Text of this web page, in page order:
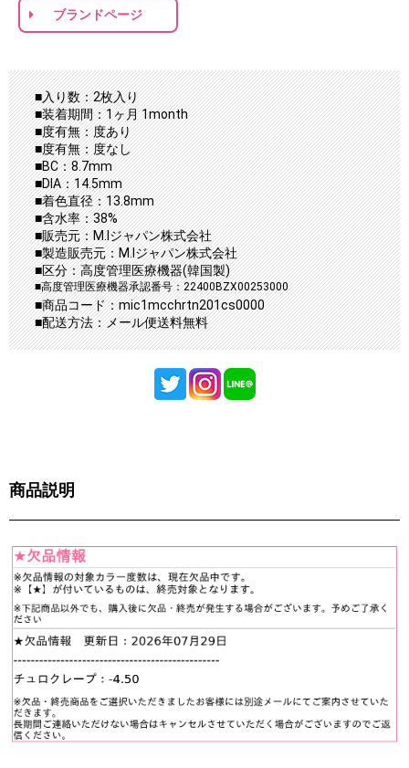
ブランドページ
■入り数：2枚入り
■装着期間：1ヶ月 1month
■度有無：度あり
■度有無：度なし
■BC：8.7mm
■DIA：14.5mm
■着色直径：13.8mm
■含水率：38%
■販売元：M.Iジャパン株式会社
■製造販売元：M.Iジャパン株式会社
■区分：高度管理医療機器(韓国製)
■高度管理医療機器承認番号：22400BZX00253000
■商品コード：mic1mcchrtn201cs0000
■配送方法：メール便送料無料
商品説明